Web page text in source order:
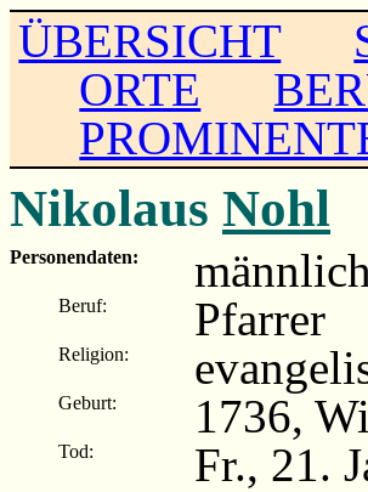
ÜBERSICHT
ORTE
Nikolaus Nohl
Personendaten:
Beruf: Pfarrer
Religion:
Geburt: 1736,
Tod: Fr., 21.